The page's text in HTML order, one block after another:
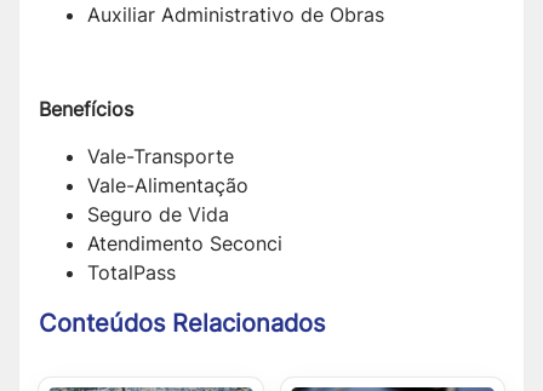
Auxiliar Administrativo de Obras
Benefícios
Vale-Transporte
Vale-Alimentação
Seguro de Vida
Atendimento Seconci
TotalPass
Conteúdos Relacionados